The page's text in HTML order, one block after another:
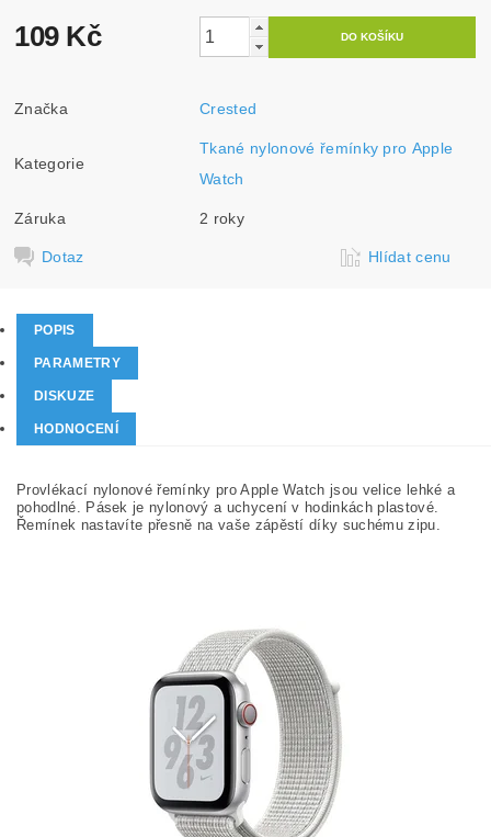
109 Kč
Značka Crested
Kategorie
Tkané nylonové řemínky pro Apple
Watch
Záruka 2 roky
Dotaz Hlídat cenu
POPIS
PARAMETRY
DISKUZE
HODNOCENÍ
Provlékací nylonové řemínky pro Apple Watch jsou velice lehké a
pohodlné. Pásek je nylonový a uchycení v hodinkách plastové.
Řemínek nastavíte přesně na vaše zápěstí díky suchému zipu.